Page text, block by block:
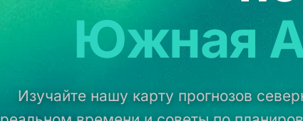
Южная
Изучайте нашу карту прогнозов